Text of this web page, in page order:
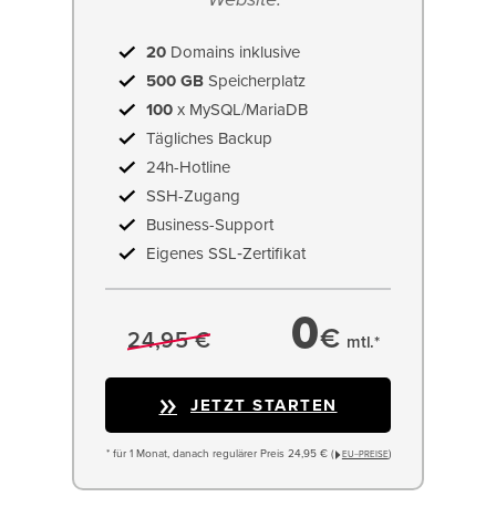
20 Domains inklusive
500 GB Speicherplatz
100 x MySQL/MariaDB
Tägliches Backup
24h-Hotline
SSH-Zugang
Business-Support
Eigenes SSL‑Zertifikat
24,95 € 0€ mtl.*
JETZT STARTEN
* für 1 Monat, danach regulärer Preis 24,95 € ( EU−PREISE)